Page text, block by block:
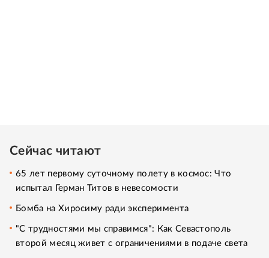
Сейчас читают
65 лет первому суточному полету в космос: Что
испытал Герман Титов в невесомости
Бомба на Хиросиму ради эксперимента
"С трудностями мы справимся": Как Севастополь
второй месяц живет с ограничениями в подаче света